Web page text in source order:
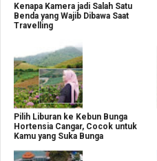
Kenapa Kamera jadi Salah Satu
Benda yang Wajib Dibawa Saat
Travelling
Pilih Liburan ke Kebun Bunga
Hortensia Cangar, Cocok untuk
Kamu yang Suka Bunga